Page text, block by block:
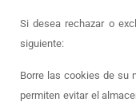
Si desea rechazar o
siguiente:
Borre las cookies de su
permiten evitar el